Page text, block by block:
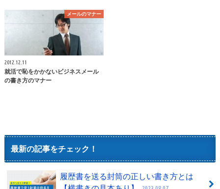
メールのマナー
2012.12.11
就活で恥をかかないビジネスメール
の書き方のマナー
最新の記事をチェック！
履歴書を送る封筒の正しい書き方とは